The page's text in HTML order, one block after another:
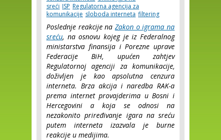
sreći ISP Regulatorna agencija za
komunikacije sloboda interneta filtering
Poslednje reakcije na Zakon o igrama na
sreću, na osnovu kojeg je iz Federalnog
ministarstva finansija i Porezne uprave
Federacije BiH, upućen zahtjev
Regulatornoj agenciji za komunikacije,
doživljen je kao apsolutna cenzura
interneta. Brza akcija i naredba RAK-a
prema internet provajderima u Bosni i
Hercegovini a koja se odnosi na
nezakonito priređivanje igara na sreću
putem interneta izazvala je burne
reakcije u medijima.